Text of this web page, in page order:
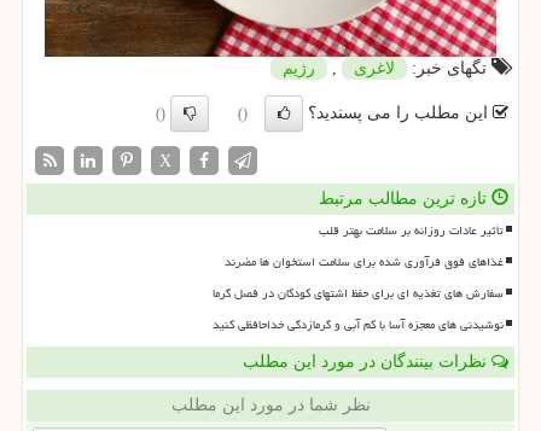
تگهای خبر: لاغری رژیم
این مطلب را می پسندید؟ ()
()
X
تازه ترین مطالب مرتبط
تأثیر عادات روزانه بر سلامت بهتر قلب
غذاهای فوق فرآوری شده برای سلامت استخوان ها مضرند
سفارش های تغذیه ای برای حفظ اشتهای کودکان در فصل گرما
نوشیدنی های معجزه آسا با کم آبی و گرمازدگی خداحافظی کنید
نظرات بینندگان در مورد این مطلب
نظر شما در مورد این مطلب